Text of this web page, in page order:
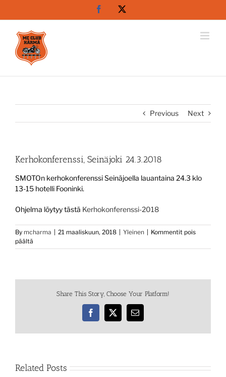
Facebook
Previous Next
Kerhokonferenssi, Seinäjoki 24.3.2018
SMOTOn kerhokonferenssi Seinäjoella lauantaina 24.3 klo
13-15 hotelli Fooninki.
Ohjelma löytyy tästä Kerhokonferenssi-2018
By mcharma 21 maaliskuun, 2018 Yleinen
Kommentit pois
päältä
Kerhokonferenssi,
Share This Story, Choose Your Platform!
Facebook
X Email
Related Posts